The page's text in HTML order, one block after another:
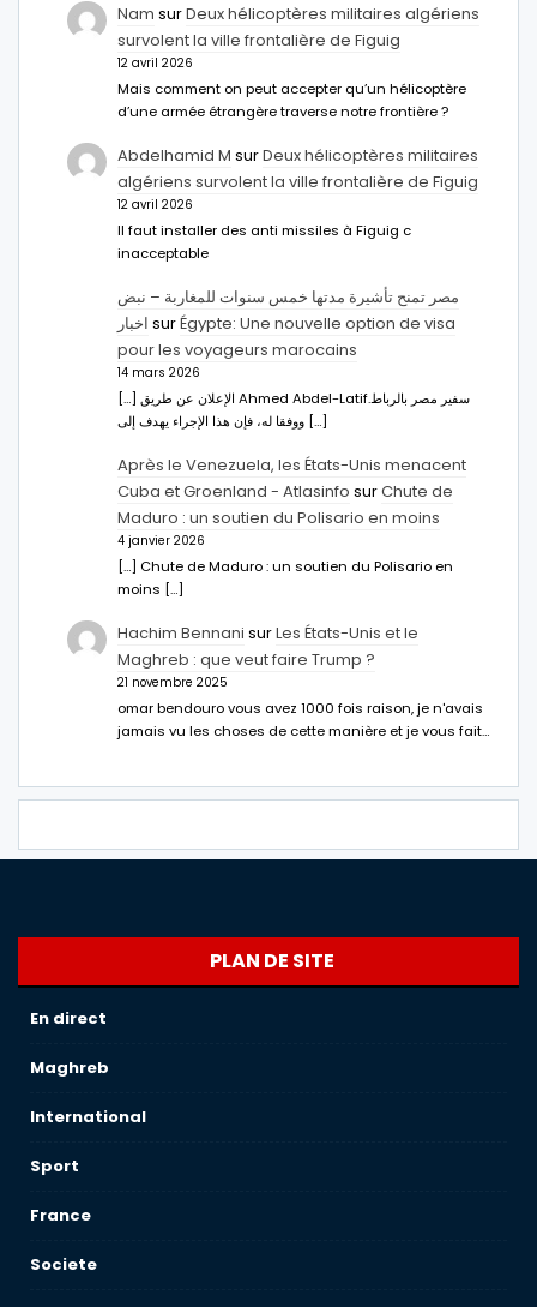
Nam surDeux hélicoptères militaires algériens
survolent la ville frontalière de Figuig
12 avril 2026
Mais comment on peut accepter qu’un hélicoptère
d’une armée étrangère traverse notre frontière ?
Abdelhamid M surDeux hélicoptères militaires
algériens survolent la ville frontalière de Figuig
12 avril 2026
Il faut installer des anti missiles à Figuig c
inacceptable
مصر تمنح تأشيرة مدتها خمس سنوات للمغاربة – نبض
اخبار surÉgypte: Une nouvelle option de visa
pour les voyageurs marocains
14 mars 2026
[…] الإعلان عن طريق Ahmed Abdel-Latifسفير مصر بالرباط.
ووفقا له، فإن هذا الإجراء يهدف إلى […]
Après le Venezuela, les États-Unis menacent
Cuba et Groenland - Atlasinfo surChute de
Maduro : un soutien du Polisario en moins
4 janvier 2026
[…] Chute de Maduro : un soutien du Polisario en
moins […]
Hachim Bennani surLes États-Unis et le
Maghreb : que veut faire Trump ?
21 novembre 2025
omar bendouro vous avez 1000 fois raison, je n'avais
jamais vu les choses de cette manière et je vous fait…
PLAN DE SITE
En direct
Maghreb
International
Sport
France
Societe